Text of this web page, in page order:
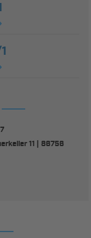
11 | 86756